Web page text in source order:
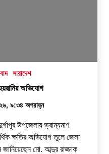
সারাদেশ
অভিযোগ
৯:৩৪ অপরাহ্ন
উপজেলায় ভ্রাম্যমাণ
ক্ষতির অভিযোগ তুলে জেলা
মো. আব্দুর রাজ্জাক